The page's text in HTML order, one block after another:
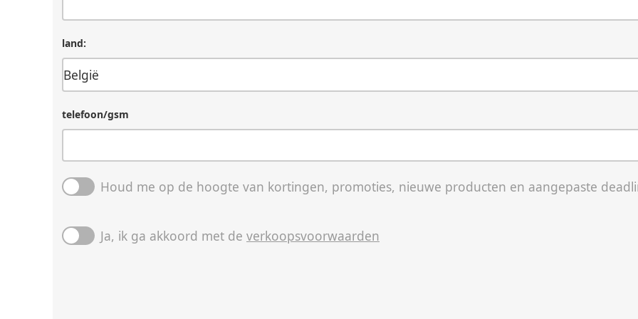
land:
telefoon/gsm
Houd me op de hoogte van kortingen, promoties, nieuwe producten en aangepaste
Ja, ik ga akkoord met deverkoopsvoorwaarden